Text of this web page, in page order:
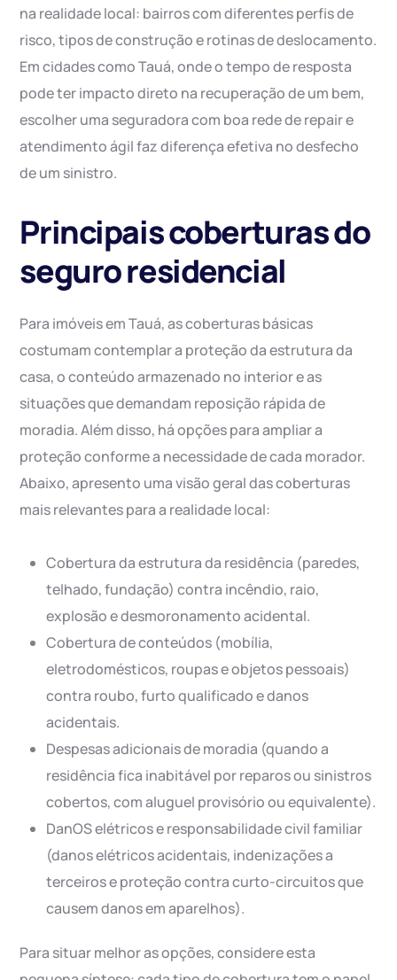
na realidade local: bairros com diferentes perfis de
risco, tipos de construção e rotinas de deslocamento.
Em cidades como Tauá, onde o tempo de resposta
pode ter impacto direto na recuperação de um bem,
escolher uma seguradora com boa rede de repair e
atendimento ágil faz diferença efetiva no desfecho
de um sinistro.
Principais coberturas do
seguro residencial
Para imóveis em Tauá, as coberturas básicas
costumam contemplar a proteção da estrutura da
casa, o conteúdo armazenado no interior e as
situações que demandam reposição rápida de
moradia. Além disso, há opções para ampliar a
proteção conforme a necessidade de cada morador.
Abaixo, apresento uma visão geral das coberturas
mais relevantes para a realidade local:
Cobertura da estrutura da residência (paredes,
telhado, fundação) contra incêndio, raio,
explosão e desmoronamento acidental.
Cobertura de conteúdos (mobília,
eletrodomésticos, roupas e objetos pessoais)
contra roubo, furto qualificado e danos
acidentais.
Despesas adicionais de moradia (quando a
residência fica inabitável por reparos ou sinistros
cobertos, com aluguel provisório ou equivalente).
DanOS elétricos e responsabilidade civil familiar
(danos elétricos acidentais, indenizações a
terceiros e proteção contra curto-circuitos que
causem danos em aparelhos).
Para situar melhor as opções, considere esta